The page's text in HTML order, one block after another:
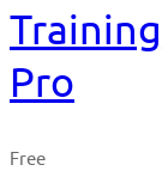
Pro
Free